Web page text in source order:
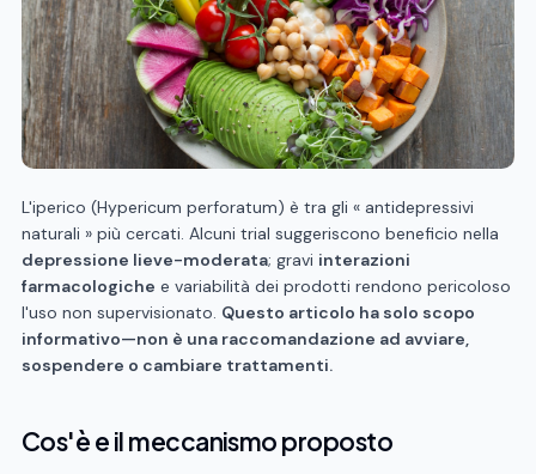
L'iperico (Hypericum perforatum) è tra gli « antidepressivi
naturali » più cercati. Alcuni trial suggeriscono beneficio nella
depressione lieve-moderata; gravi interazioni
farmacologiche e variabilità dei prodotti rendono pericoloso
l'uso non supervisionato. Questo articolo ha solo scopo
informativo—non è una raccomandazione ad avviare,
sospendere o cambiare trattamenti.
Cos'è e il meccanismo proposto